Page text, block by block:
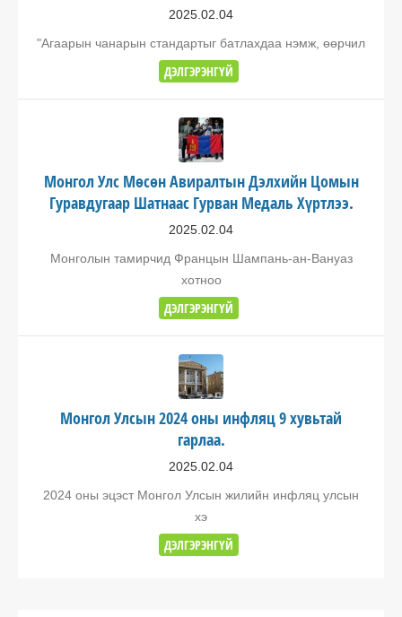
2025.02.04
"Агаарын чанарын стандартыг батлахдаа нэмж, өөрчил
ДЭЛГЭРЭНГҮЙ
Монгол Улс Мөсөн Авиралтын Дэлхийн Цомын
Гуравдугаар Шатнаас Гурван Медаль Хүртлээ.
2025.02.04
Монголын тамирчид Францын Шампань-ан-Вануаз
хотноо
ДЭЛГЭРЭНГҮЙ
Монгол Улсын 2024 оны инфляц 9 хувьтай
гарлаа.
2025.02.04
2024 оны эцэст Монгол Улсын жилийн инфляц улсын
хэ
ДЭЛГЭРЭНГҮЙ